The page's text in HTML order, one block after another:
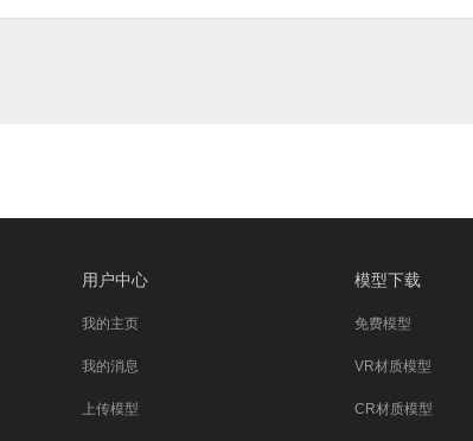
用户中心
我的主页
我的消息
上传模型
模型下载
免费模型
VR材质模型
CR材质模型